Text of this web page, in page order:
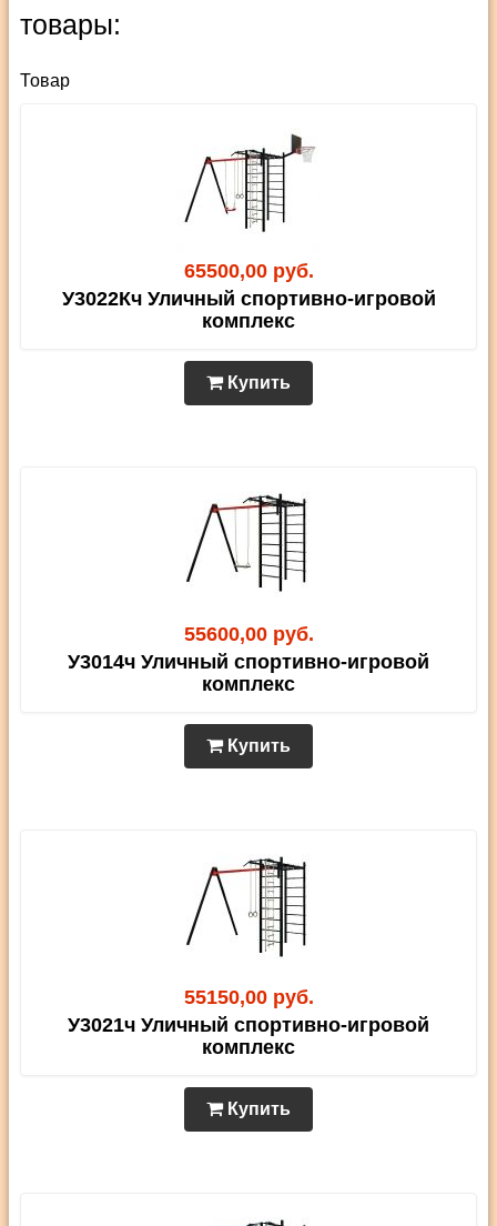
товары:
Товар
65500,00 руб.
У3022Кч Уличный спортивно-игровой
комплекс
Купить
55600,00 руб.
У3014ч Уличный спортивно-игровой
комплекс
Купить
55150,00 руб.
У3021ч Уличный спортивно-игровой
комплекс
Купить